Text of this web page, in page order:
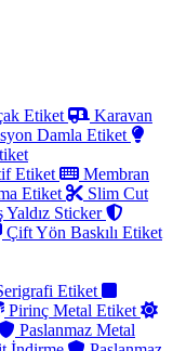
Etiket
Karavan
Damla Etiket
Etiket
Membran
Etiket
Slim Cut
Yaldız Sticker
Çift Yön Baskılı Etiket
Etiket
Pirinç Metal Etiket
Paslanmaz Metal